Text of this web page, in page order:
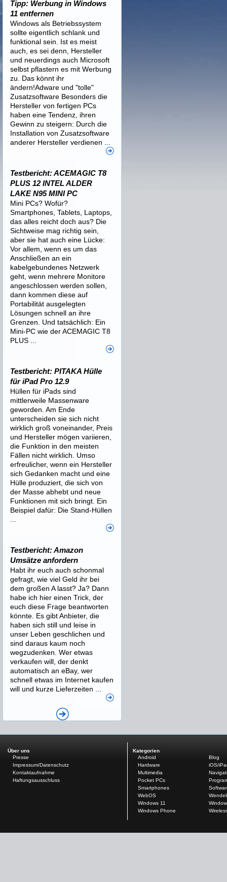
Tipp: Werbung in Windows
11 entfernen
Windows als Betriebssystem
sollte eigentlich schlank und
funktional sein. Ist es meist
auch, es sei denn, Hersteller
und neuerdings auch Microsoft
selbst pflastern es mit Werbung
zu. Das könnt ihr
ändern!Adware und "tolle"
Zusatzsoftware Besonders die
Hersteller von fertigen PCs
haben eine Tendenz, ihren
Gewinn zu steigern: Durch die
Installation von Zusatzsoftware
anderer Hersteller verdienen ...
Testbericht: ACEMAGIC T8
PLUS 12 INTEL ALDER
LAKE N95 MINI PC
Mini PCs? Wofür?
Smartphones, Tablets, Laptops,
das alles reicht doch aus? Die
Sichtweise mag richtig sein,
aber sie hat auch eine Lücke:
Vor allem, wenn es um das
Anschließen an ein
kabelgebundenes Netzwerk
geht, wenn mehrere Monitore
angeschlossen werden sollen,
dann kommen diese auf
Portabilität ausgelegten
Lösungen schnell an ihre
Grenzen. Und tatsächlich: Ein
Mini-PC wie der ACEMAGIC T8
PLUS ...
Testbericht: PITAKA Hülle
für iPad Pro 12.9
Hüllen für iPads sind
mittlerweile Massenware
geworden. Am Ende
unterscheiden sie sich nicht
wirklich groß voneinander, Preis
und Hersteller mögen variieren,
die Funktion in den meisten
Fällen nicht wirklich. Umso
erfreulicher, wenn ein Hersteller
sich Gedanken macht und eine
Hülle produziert, die sich von
der Masse abhebt und neue
Funktionen mit sich bringt. Ein
Beispiel dafür: Die Stand-Hüllen
Testbericht: Amazon
Umsätze anfordern
Habt ihr euch auch schonmal
gefragt, wie viel Geld ihr bei
dem großen A lasst? Ja? Dann
habe ich hier einen Trick, der
euch diese Frage beantworten
könnte. Es gibt Anbieter, die
haben sich still und leise in
unser Leben geschlichen und
sind daraus kaum noch
wegzudenken. Wer etwas
verkaufen will, der denkt
automatisch an eBay, wer
schnell etwas im Internet kaufen
will und kurze Lieferzeiten ...
Über uns
Presse
Impressum/Datenschutz
Kontaktaufnahme
Haftungsausschluss
Kategorien
Android
Blog
Hardware
iOS/
Multimedia
Pocket PCs
Smartphones
WebOS
Windows 11
Windows Phone